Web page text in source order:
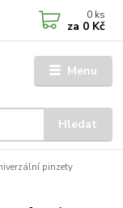
Menu
Hledat
0 ks
za 0 Kč
pinzety